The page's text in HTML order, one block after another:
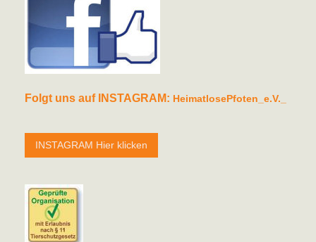
Folgt uns auf INSTAGRAM: HeimatlosePfoten_e.V._
INSTAGRAM Hier klicken